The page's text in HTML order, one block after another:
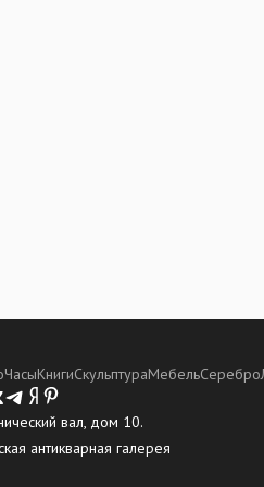
ЧасыКнигиСкульптураМебельСеребро
вал, дом 10.
антикварная галерея